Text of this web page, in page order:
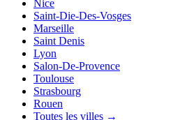
Nice
Saint-Die-Des-Vosges
Marseille
Saint Denis
Lyon
Salon-De-Provence
Toulouse
Strasbourg
Rouen
Toutes les villes →